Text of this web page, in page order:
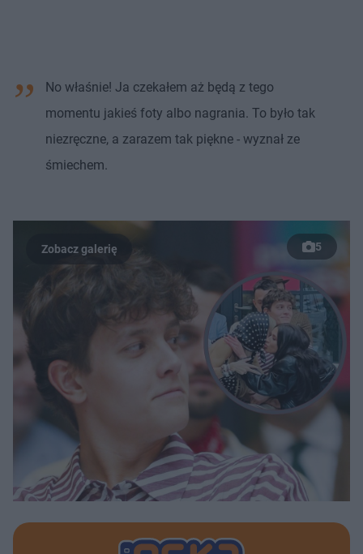
No właśnie! Ja czekałem aż będą z tego
momentu jakieś foty albo nagrania. To było tak
niezręczne, a zarazem tak piękne - wyznał ze
śmiechem.
5